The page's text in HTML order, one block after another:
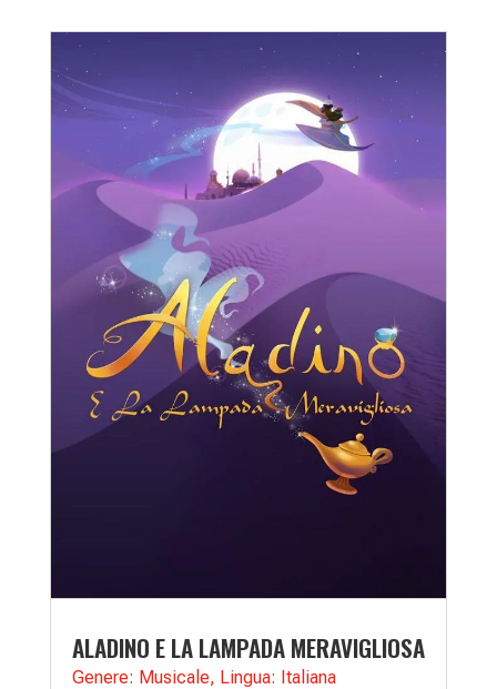
ALADINO E LA LAMPADA MERAVIGLIOSA
Genere: Musicale, Lingua: Italiana